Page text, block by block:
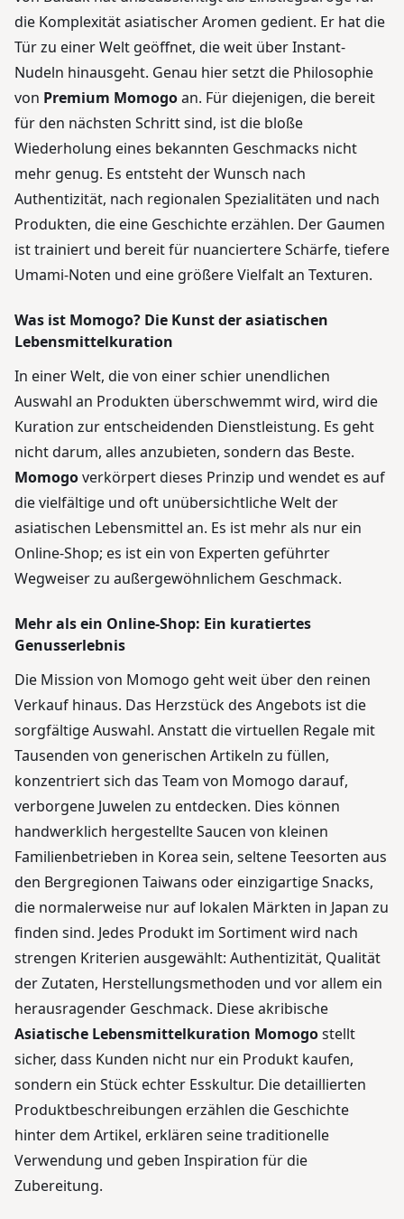
die Komplexität asiatischer Aromen gedient. Er hat die
Tür zu einer Welt geöffnet, die weit über Instant-
Nudeln hinausgeht. Genau hier setzt die Philosophie
von Premium Momogoan. Für diejenigen, die bereit
für den nächsten Schritt sind, ist die bloße
Wiederholung eines bekannten Geschmacks nicht
mehr genug. Es entsteht der Wunsch nach
Authentizität, nach regionalen Spezialitäten und nach
Produkten, die eine Geschichte erzählen. Der Gaumen
ist trainiert und bereit für nuanciertere Schärfe, tiefere
Umami-Noten und eine größere Vielfalt an Texturen.
Was ist Momogo? Die Kunst der asiatischen
Lebensmittelkuration
In einer Welt, die von einer schier unendlichen
Auswahl an Produkten überschwemmt wird, wird die
Kuration zur entscheidenden Dienstleistung. Es geht
nicht darum, alles anzubieten, sondern das Beste.
Momogoverkörpert dieses Prinzip und wendet es auf
die vielfältige und oft unübersichtliche Welt der
asiatischen Lebensmittel an. Es ist mehr als nur ein
Online-Shop; es ist ein von Experten geführter
Wegweiser zu außergewöhnlichem Geschmack.
Mehr als ein Online-Shop: Ein kuratiertes
Genusserlebnis
Die Mission von Momogo geht weit über den reinen
Verkauf hinaus. Das Herzstück des Angebots ist die
sorgfältige Auswahl. Anstatt die virtuellen Regale mit
Tausenden von generischen Artikeln zu füllen,
konzentriert sich das Team von Momogo darauf,
verborgene Juwelen zu entdecken. Dies können
handwerklich hergestellte Saucen von kleinen
Familienbetrieben in Korea sein, seltene Teesorten aus
den Bergregionen Taiwans oder einzigartige Snacks,
die normalerweise nur auf lokalen Märkten in Japan zu
finden sind. Jedes Produkt im Sortiment wird nach
strengen Kriterien ausgewählt: Authentizität, Qualität
der Zutaten, Herstellungsmethoden und vor allem ein
herausragender Geschmack. Diese akribische
Asiatische Lebensmittelkuration Momogostellt
sicher, dass Kunden nicht nur ein Produkt kaufen,
sondern ein Stück echter Esskultur. Die detaillierten
Produktbeschreibungen erzählen die Geschichte
hinter dem Artikel, erklären seine traditionelle
Verwendung und geben Inspiration für die
Zubereitung.